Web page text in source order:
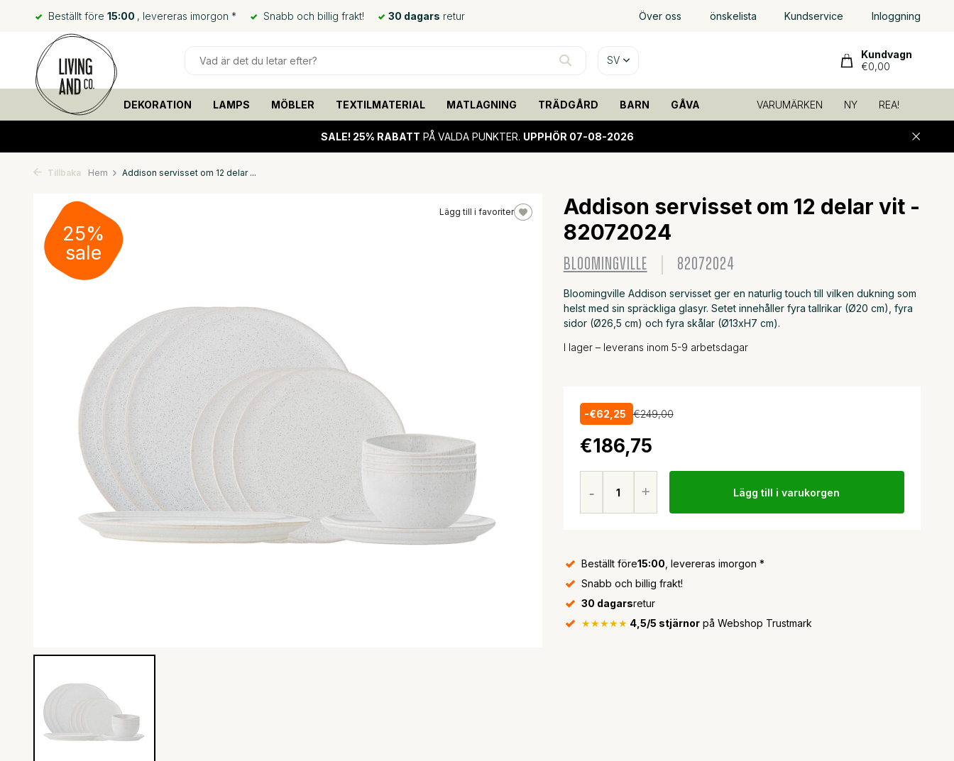
Beställt före 15:00 , levereras imorgon * Snabb och billig frakt! 30 dagars retur Över oss önskelista Kundservice Inloggning
SV
Kundvagn
€0,00
DEKORATION LAMPS MÖBLER TEXTILMATERIAL MATLAGNING TRÄDGÅRD BARN GÅVA VARUMÄRKEN NY REA!
SALE! 25% RABATT PÅ VALDA PUNKTER. UPPHÖR 07-08-2026
Tillbaka Hem Addison servisset om 12 delar ...
Lägg till i favoriter
25%
sale
Addison servisset om 12 delar vit -
82072024
BLOOMINGVILLE 82072024
Bloomingville Addison servisset ger en naturlig touch till vilken dukning som
helst med sin spräckliga glasyr. Setet innehåller fyra tallrikar (Ø20 cm), fyra
sidor (Ø26,5 cm) och fyra skålar (Ø13xH7 cm).
I lager – leverans inom 5-9 arbetsdagar
-€62,25 €249,00
€186,75
Lägg till i varukorgen
Beställt före15:00 , levereras imorgon *
Snabb och billig frakt!
30 dagarsretur
★★★★★ 4,5/5 stjärnorpå Webshop Trustmark